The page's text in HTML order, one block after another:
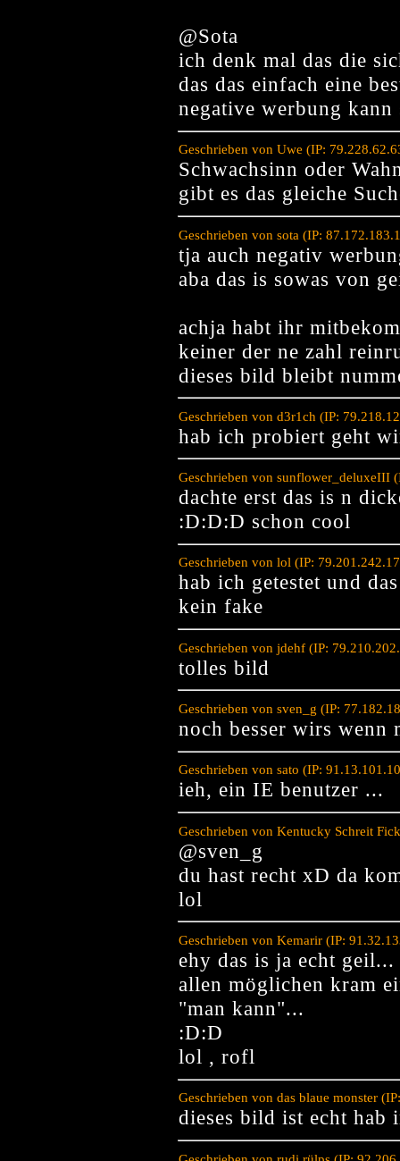
@Sota
ich denk mal das die
das das einfach eine
negative werbung
Geschrieben von Uwe (IP:
Schwachsinn oder
gibt es das gleiche
Geschrieben von sota (IP:
tja auch negativ
aba das is sowas von
achja habt ihr
keiner der ne zahl
dieses bild bleibt
Geschrieben von d3r1ch (IP:
hab ich probiert geht
Geschrieben von sunflower_deluxeIII
dachte erst das is n
:D:D:D schon cool
Geschrieben von lol (IP:
hab ich getestet und
kein fake
Geschrieben von jdehf (IP:
tolles bild
Geschrieben von sven_g (IP:
noch besser wirs
Geschrieben von sato (IP:
ieh, ein IE benutzer ...
Geschrieben von Kentucky Schreit
@sven_g
du hast recht xD da
lol
Geschrieben von Kemarir (IP:
ehy das is ja echt
allen möglichen kram
"man kann"...
:D:D
lol , rofl
Geschrieben von das blaue monster
dieses bild ist echt hab